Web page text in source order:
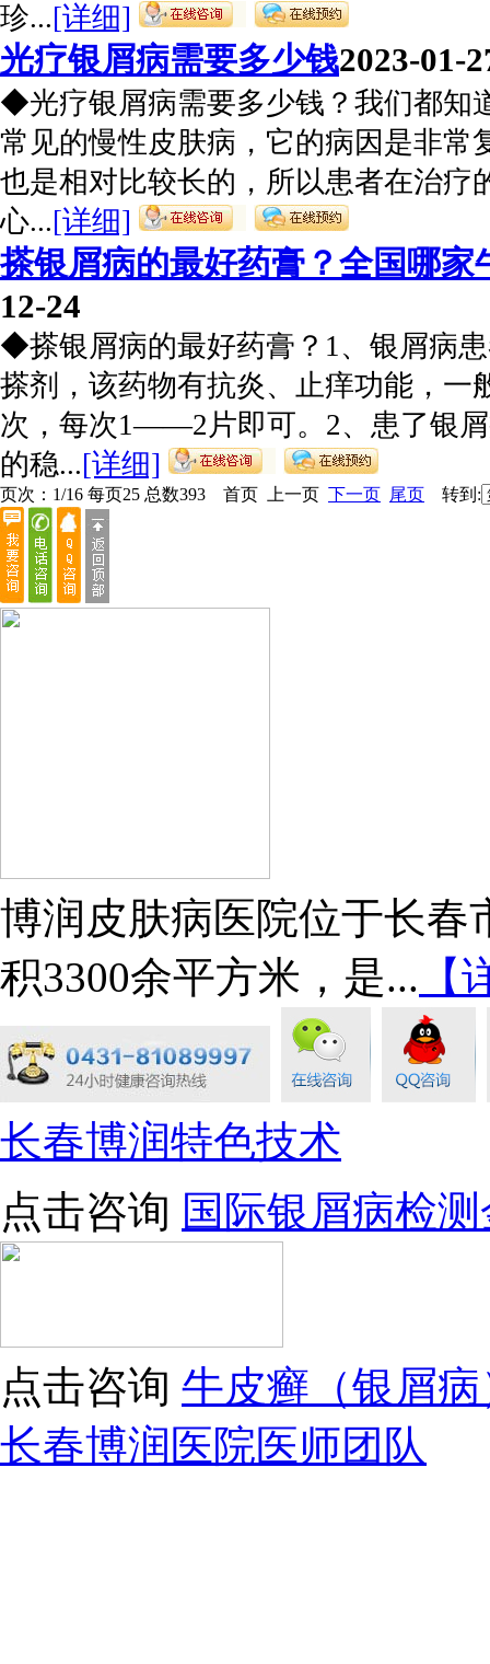
珍...[详细]
光疗银屑病需要多少钱2023-01-
◆光疗银屑病需要多少钱？我们都知
常见的慢性皮肤病，它的病因是非常
也是相对比较长的，所以患者在治疗
心...[详细]
搽银屑病的最好药膏？全国哪家
12-24
◆搽银屑病的最好药膏？1、银屑病
搽剂，该药物有抗炎、止痒功能，
次，每次1——2片即可。2、患了银
的稳...[详细]
页次：1/16 每页25 总数393 首页 上一页 下一页 尾页 转到:
博润皮肤病医院位于长春
积3300余平方米，是... 【
长春博润特色技术
点击咨询 国际银屑病检
点击咨询 牛皮癣（银屑
长春博润医院医师团队